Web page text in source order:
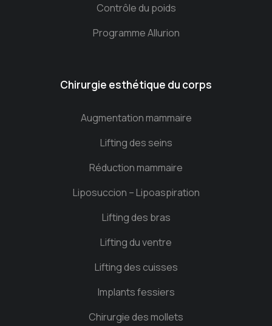
Contrôle du poids
Programme Allurion
Chirurgie esthétique du corps
Augmentation mammaire
Lifting des seins
Réduction mammaire
Liposuccion – Lipoaspiration
Lifting des bras
Lifting du ventre
Lifting des cuisses
Implants fessiers
Chirurgie des mollets